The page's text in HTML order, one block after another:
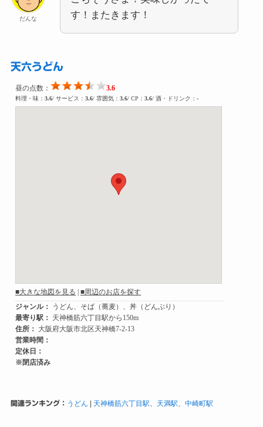
だんな
す！またきます！
天六うどん
関連ランキング： うどん 天神橋筋六丁目駅、 天満駅、 中崎町駅